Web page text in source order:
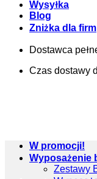
Wysyłka
Blog
Zniżka dla firm
Dostawca
Czas dostawy
W promocji!
Wyposażenie
Zestawy